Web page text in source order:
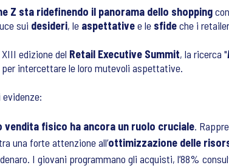
Z sta ridefinendo il panorama dello shopping
sui desideri, le aspettativee le sfideche i
edizione del Retail Executive Summit, la ricerca "
intercettare le loro mutevoli aspettative.
vendita fisico ha ancora un ruolo cruciale.
una forte attenzione all’ottimizzazione delle
I giovani programmano gli acquisti, l’88%